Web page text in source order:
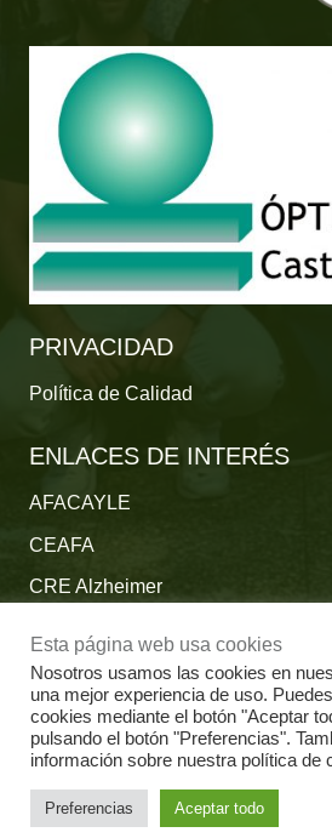
PRIVACIDAD
Política de Calidad
ENLACES DE INTERÉS
AFACAYLE
CEAFA
CRE Alzheimer
Fundación Cien
Plataforma del Voluntariado de
Fundación Por un Mañana sin
Fundación Tase
Esta página web usa cookies
Nosotros usamos las cookies en
una mejor experiencia de uso.
cookies mediante el botón "Aceptar
pulsando el botón "Preferencias".
información sobre nuestra política de
Preferencias Aceptar todo